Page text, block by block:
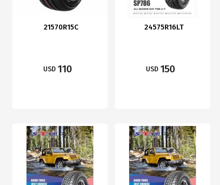
21570R15C
USD 110
24575R16LT
USD 150